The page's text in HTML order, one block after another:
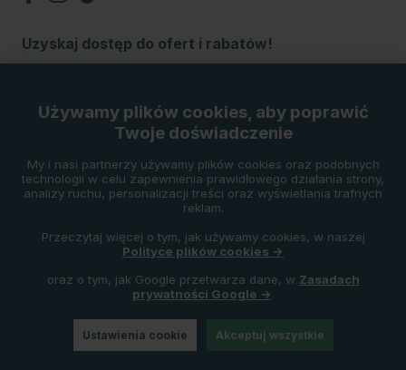
Uzyskaj dostęp do ofert i rabatów!
Używamy plików cookies, aby poprawić
Twoje doświadczenie
My i nasi partnerzy używamy plików cookies oraz podobnych
technologii w celu zapewnienia prawidłowego działania strony,
analizy ruchu, personalizacji treści oraz wyświetlania trafnych
reklam.
Przeczytaj więcej o tym, jak używamy cookies, w naszej
Polityce plików cookies →
oraz o tym, jak Google przetwarza dane, w Zasadach
prywatności Google →.
Ustawienia cookie Akceptuj wszystkie